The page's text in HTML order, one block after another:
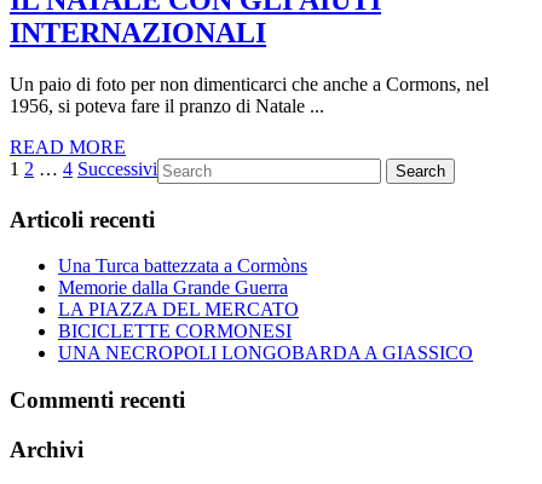
INTERNAZIONALIIL
CON
AIUTI
INTERNAZIONALI
Un paio di foto per non dimenticarci che anche a Cormons, nel
1956, si poteva fare il pranzo di Natale ...
READ MORE
MORE
Paginazione
degli
articoli
1 2 … 4 Successivi Search
for:
Articoli recenti
Una Turca battezzata a Cormòns
Memorie dalla Grande Guerra
LA PIAZZA DEL MERCATO
BICICLETTE CORMONESI
UNA NECROPOLI LONGOBARDA A GIASSICO
Commenti recenti
Archivi